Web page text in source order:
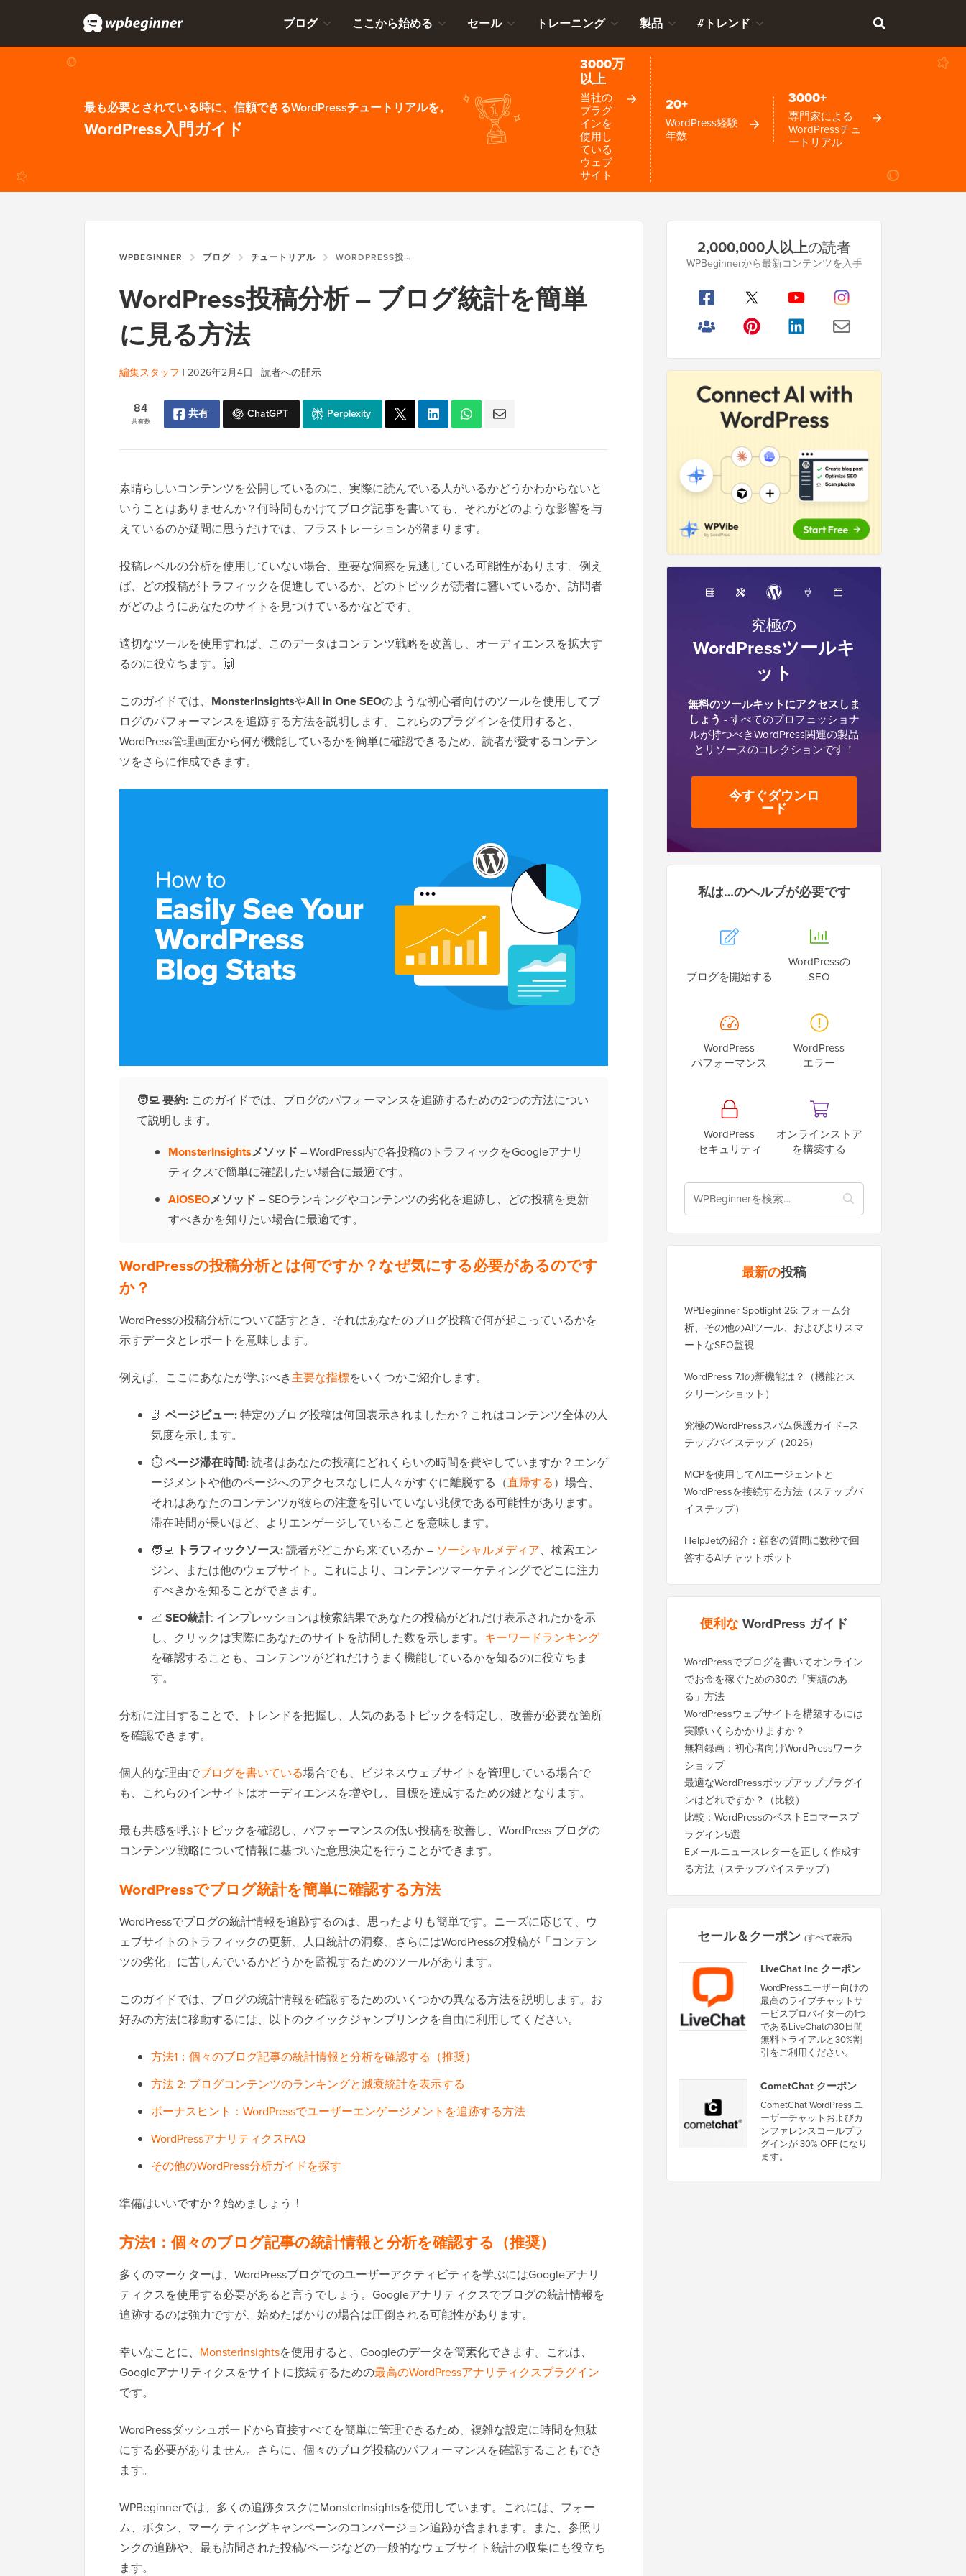
ブログ ここから始める セール トレーニング 製品 #トレンド
最も必要とされている時に、信頼できるWordPressチュートリアルを。
WordPress入門ガイド
3000万
以上
当社の
プラグ
インを
使用し
ている
ウェブ
サイト
20+
WordPress経験
年数
3000+
専門家による
WordPressチュ
ートリアル
WPBEGINNER ブログ チュートリアル WORDPRESS投稿分析 – ブログ統計を簡単に見る方法
WordPress投稿分析 – ブログ統計を簡単
に見る方法
編集スタッフ | 2026年2月4日 | 読者への開示
共有数
84 共有 ChatGPT Perplexity
素晴らしいコンテンツを公開しているのに、実際に読んでいる人がいるかどうかわからないと
いうことはありませんか？何時間もかけてブログ記事を書いても、それがどのような影響を与
えているのか疑問に思うだけでは、フラストレーションが溜まります。
投稿レベルの分析を使用していない場合、重要な洞察を見逃している可能性があります。例え
ば、どの投稿がトラフィックを促進しているか、どのトピックが読者に響いているか、訪問者
がどのようにあなたのサイトを見つけているかなどです。
適切なツールを使用すれば、このデータはコンテンツ戦略を改善し、オーディエンスを拡大す
るのに役立ちます。🙌
このガイドでは、 MonsterInsightsやAll in One SEOのような初心者向けのツールを使用してブ
ログのパフォーマンスを追跡する方法を説明します。これらのプラグインを使用すると、
WordPress管理画面から何が機能しているかを簡単に確認できるため、読者が愛するコンテン
ツをさらに作成できます。
🧑‍💻要約: このガイドでは、ブログのパフォーマンスを追跡するための2つの方法につい
て説明します。
MonsterInsightsメソッド – WordPress内で各投稿のトラフィックをGoogleアナリ
ティクスで簡単に確認したい場合に最適です。
AIOSEOメソッド – SEOランキングやコンテンツの劣化を追跡し、どの投稿を更新
すべきかを知りたい場合に最適です。
WordPressの投稿分析とは何ですか？なぜ気にする必要があるのです
か？
WordPressの投稿分析について話すとき、それはあなたのブログ投稿で何が起こっているかを
示すデータとレポートを意味します。
例えば、ここにあなたが学ぶべき主要な指標をいくつかご紹介します。
🤳 ページビュー:特定のブログ投稿は何回表示されましたか？これはコンテンツ全体の人
気度を示します。
⏱️ページ滞在時間:読者はあなたの投稿にどれくらいの時間を費やしていますか？エンゲ
ージメントや他のページへのアクセスなしに人々がすぐに離脱する（直帰する）場合、
それはあなたのコンテンツが彼らの注意を引いていない兆候である可能性があります。
滞在時間が長いほど、よりエンゲージしていることを意味します。
🧑‍💻 トラフィックソース:読者がどこから来ているか – ソーシャルメディア、検索エン
ジン、または他のウェブサイト。これにより、コンテンツマーケティングでどこに注力
すべきかを知ることができます。
📈 SEO統計: インプレッションは検索結果であなたの投稿がどれだけ表示されたかを示
し、クリックは実際にあなたのサイトを訪問した数を示します。 キーワードランキング
を確認することも、コンテンツがどれだけうまく機能しているかを知るのに役立ちま
す。
分析に注目することで、トレンドを把握し、人気のあるトピックを特定し、改善が必要な箇所
を確認できます。
個人的な理由でブログを書いている場合でも、ビジネスウェブサイトを管理している場合で
も、これらのインサイトはオーディエンスを増やし、目標を達成するための鍵となります。
最も共感を呼ぶトピックを確認し、パフォーマンスの低い投稿を改善し、WordPress ブログの
コンテンツ戦略について情報に基づいた意思決定を行うことができます。
WordPressでブログ統計を簡単に確認する方法
WordPressでブログの統計情報を追跡するのは、思ったよりも簡単です。ニーズに応じて、ウ
ェブサイトのトラフィックの更新、人口統計の洞察、さらにはWordPressの投稿が「コンテン
ツの劣化」に苦しんでいるかどうかを監視するためのツールがあります。
このガイドでは、ブログの統計情報を確認するためのいくつかの異なる方法を説明します。お
好みの方法に移動するには、以下のクイックジャンプリンクを自由に利用してください。
方法1：個々のブログ記事の統計情報と分析を確認する（推奨）
方法 2: ブログコンテンツのランキングと減衰統計を表示する
ボーナスヒント：WordPressでユーザーエンゲージメントを追跡する方法
WordPressアナリティクスFAQ
その他のWordPress分析ガイドを探す
準備はいいですか？始めましょう！
方法1：個々のブログ記事の統計情報と分析を確認する（推奨）
多くのマーケターは、WordPressブログでのユーザーアクティビティを学ぶにはGoogleアナリ
ティクスを使用する必要があると言うでしょう。Googleアナリティクスでブログの統計情報を
追跡するのは強力ですが、始めたばかりの場合は圧倒される可能性があります。
幸いなことに、 MonsterInsightsを使用すると、Googleのデータを簡素化できます。これは、
Googleアナリティクスをサイトに接続するための最高のWordPressアナリティクスプラグイン
です。
WordPressダッシュボードから直接すべてを簡単に管理できるため、複雑な設定に時間を無駄
にする必要がありません。さらに、個々のブログ投稿のパフォーマンスを確認することもでき
ます。
WPBeginnerでは、多くの追跡タスクにMonsterInsightsを使用しています。これには、フォー
ム、ボタン、マーケティングキャンペーンのコンバージョン追跡が含まれます。また、参照リ
ンクの追跡や、最も訪問された投稿/ページなどの一般的なウェブサイト統計の収集にも役立ち
ます。
サ
ー
2,000,000人以上の読者
WPBeginnerから最新コンテンツを入手
究極の
WordPressツールキ
ット
無料のツールキットにアクセスしま
しょう - すべてのプロフェッショナ
ルが持つべきWordPress関連の製品
とリソースのコレクションです！
今すぐダウンロ
ード
私は…のヘルプが必要です
ブログを開始する
WordPressの
SEO
WordPress
パフォーマンス
WordPress
エラー
WordPress
セキュリティ
オンラインストア
を構築する
最新の投稿
WPBeginner Spotlight 26: フォーム分
析、その他のAIツール、およびよりスマ
ートなSEO監視
WordPress 7.1の新機能は？（機能とス
クリーンショット）
究極のWordPressスパム保護ガイド–ス
テップバイステップ（2026）
MCPを使用してAIエージェントと
WordPressを接続する方法（ステップバ
イステップ）
HelpJetの紹介：顧客の質問に数秒で回
答するAIチャットボット
便利なWordPress ガイド
WordPressでブログを書いてオンライン
でお金を稼ぐための30の「実績のあ
る」方法
WordPressウェブサイトを構築するには
実際いくらかかりますか？
無料録画：初心者向けWordPressワーク
ショップ
最適なWordPressポップアッププラグイ
ンはどれですか？（比較）
比較：WordPressのベストEコマースプ
ラグイン5選
Eメールニュースレターを正しく作成す
る方法（ステップバイステップ）
セール＆クーポン (すべて表示)
LiveChat Inc クーポン
WordPressユーザー向けの
最高のライブチャットサ
ービスプロバイダーの1つ
であるLiveChatの30日間
無料トライアルと30%割
引をご利用ください。
CometChat クーポン
CometChat WordPress ユ
ーザーチャットおよびカ
ンファレンスコールプラ
グインが 30% OFF になり
ます。